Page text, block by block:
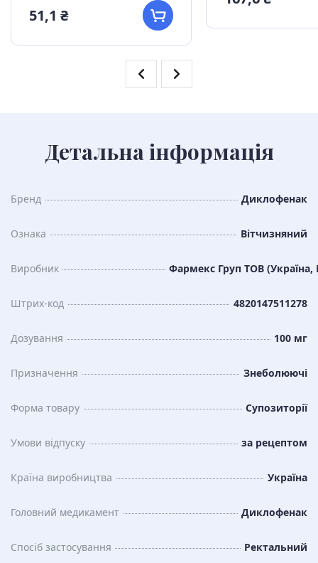
51,1 ₴
Детальна інформація
Бренд Диклофенак
Ознака Вітчизняний
Виробник Фармекс Груп ТОВ (Україна,
Штрих-код 4820147511278
Дозування 100 мг
Призначення Знеболюючі
Форма товару Супозиторії
Умови відпуску за рецептом
Країна виробництва Україна
Головний медикамент Диклофенак
Спосіб застосування Ректальний